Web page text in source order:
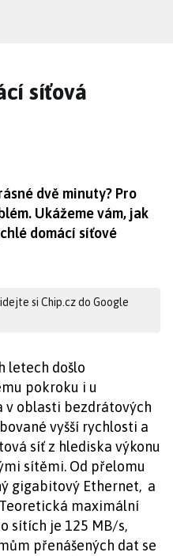
síťová
dvě minuty? Pro
Ukážeme vám, jak
domácí síťové
si Chip.cz do Google
letech došlo
pokroku i u
v oblasti bezdrátových
vyšší rychlosti a
síť z hlediska výkonu
sítěmi. Od přelomu
gigabitový Ethernet, a
maximální
sítích je 125 MB/s,
přenášených dat se